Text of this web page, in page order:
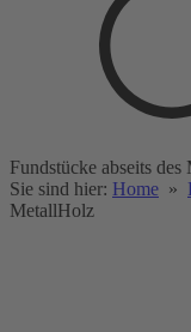
Fundstücke abseits des
Sie sind hier: Home »
MetallHolz